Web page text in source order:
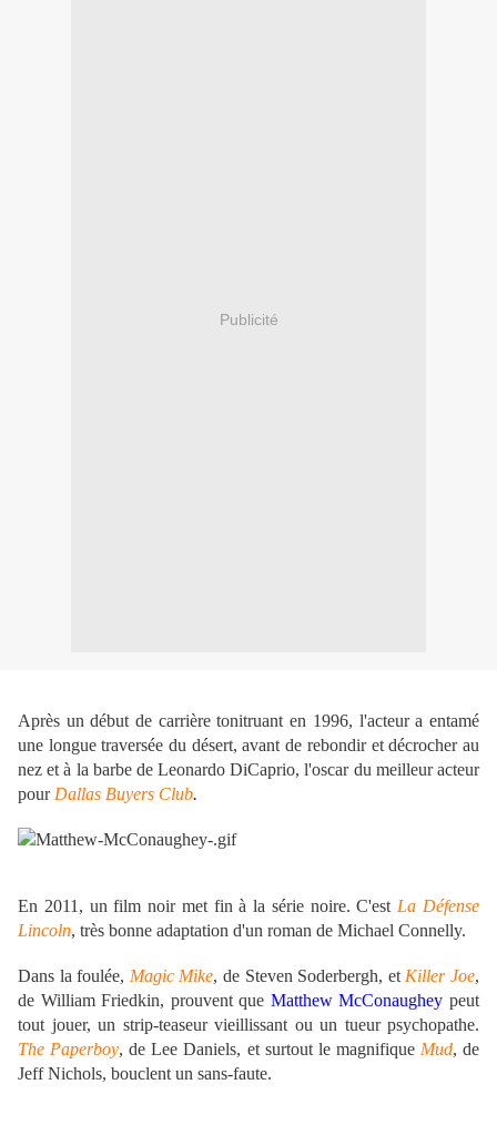
Publicité
Après un début de carrière tonitruant en 1996, l'acteur a entamé
une longue traversée du désert, avant de rebondir et décrocher au
nez et à la barbe de Leonardo DiCaprio, l'oscar du meilleur acteur
pour Dallas Buyers Club.
En 2011, un film noir met fin à la série noire. C'est La Défense
Lincoln, très bonne adaptation d'un roman de Michael Connelly.
Dans la foulée, Magic Mike, de Steven ­Soderbergh, et Killer Joe,
de William Friedkin, prouvent que ­ Matthew McConaughey peut
tout jouer, un strip-teaseur vieillissant ou un tueur psychopathe.
The Paperboy, de Lee Daniels, et surtout le magnifique Mud, de
Jeff Nichols, bouclent un sans-faute.